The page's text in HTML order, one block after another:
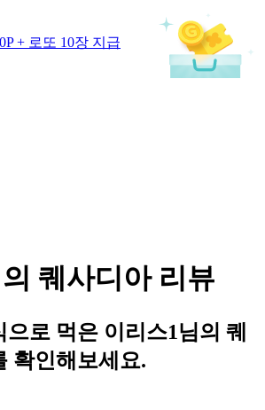
+ 로또 10장 지급
퀘사디아 리뷰
로 먹은 이리스1님의 퀘
확인해보세요.